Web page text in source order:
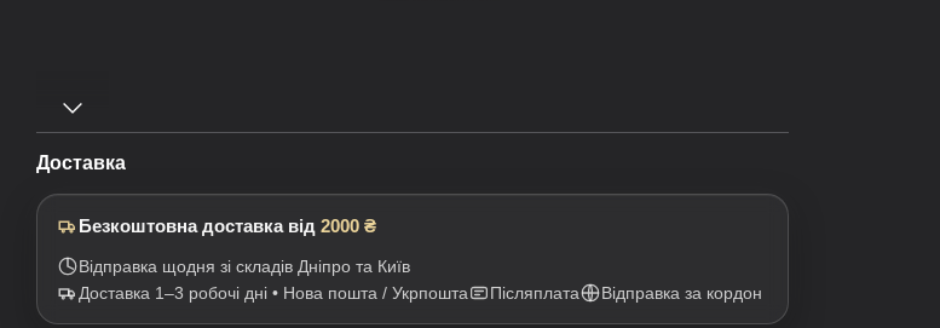
Доставка
Безкоштовна доставка від 2000 ₴
Відправка щодня зі складів Дніпро та Київ
Доставка 1–3 робочі дні • Нова пошта / Укрпошта
Післяплата Відправка за кордон